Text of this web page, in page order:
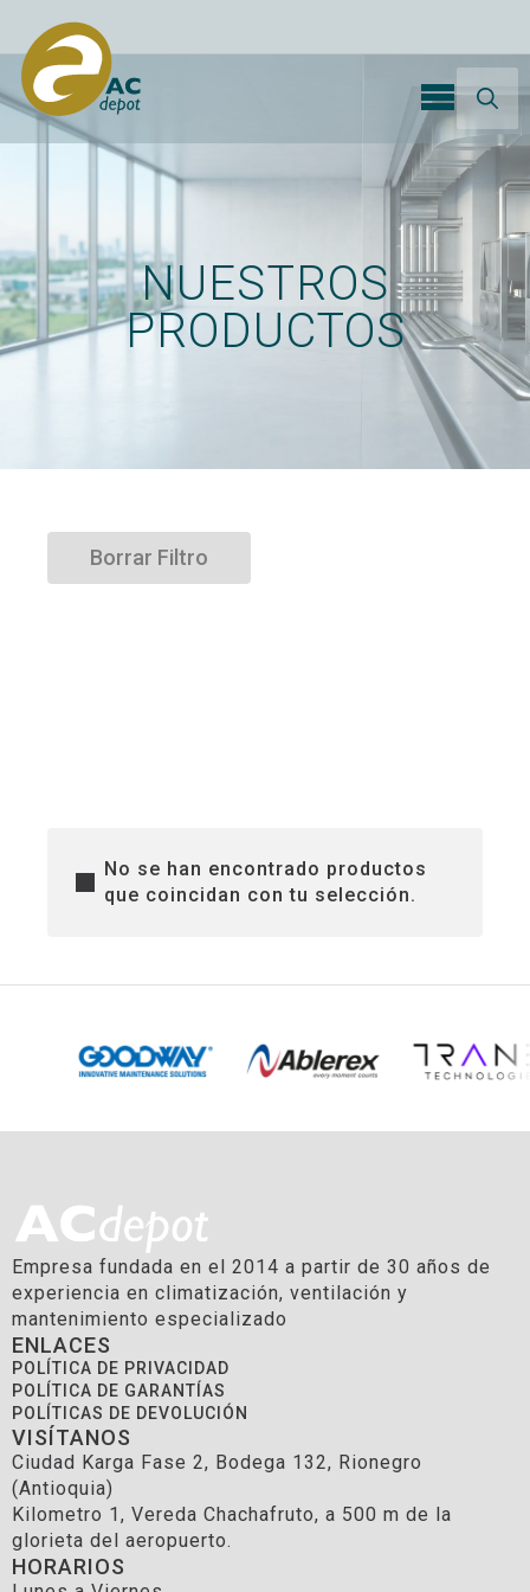
Search
for:
NUESTROS
PRODUCTOS
No se han encontrado productos
que coincidan con tu selección.
Borrar Filtro
Empresa fundada en el 2014 a partir de 30 años de
experiencia en climatización, ventilación y
mantenimiento especializado
ENLACES
POLÍTICA DE PRIVACIDAD
POLÍTICA DE GARANTÍAS
POLÍTICAS DE DEVOLUCIÓN
VISÍTANOS
Ciudad Karga Fase 2, Bodega 132, Rionegro
(Antioquia)
Kilometro 1, Vereda Chachafruto, a 500 m de la
glorieta del aeropuerto.
HORARIOS